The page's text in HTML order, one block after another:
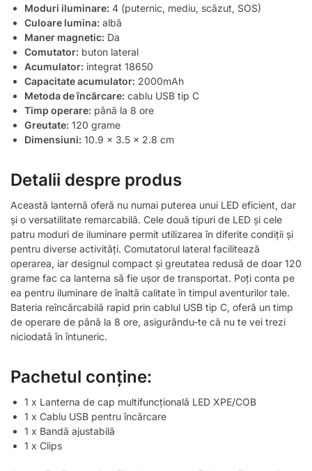
Moduri iluminare: 4 (puternic, mediu, scăzut, SOS)
Culoare lumina: albă
Maner magnetic: Da
Comutator: buton lateral
Acumulator: integrat 18650
Capacitate acumulator: 2000mAh
Metoda de încărcare: cablu USB tip C
Timp operare: până la 8 ore
Greutate: 120 grame
Dimensiuni: 10.9 x 3.5 x 2.8 cm
Detalii despre produs
Această lanternă oferă nu numai puterea unui LED eficient, dar
și o versatilitate remarcabilă. Cele două tipuri de LED și cele
patru moduri de iluminare permit utilizarea în diferite condiții și
pentru diverse activități. Comutatorul lateral facilitează
operarea, iar designul compact și greutatea redusă de doar 120
grame fac ca lanterna să fie ușor de transportat. Poți conta pe
ea pentru iluminare de înaltă calitate în timpul aventurilor tale.
Bateria reîncărcabilă rapid prin cablul USB tip C, oferă un timp
de operare de până la 8 ore, asigurându-te că nu te vei trezi
niciodată în întuneric.
Pachetul conține:
1 x Lanterna de cap multifuncțională LED XPE/COB
1 x Cablu USB pentru încărcare
1 x Bandă ajustabilă
1 x Clips